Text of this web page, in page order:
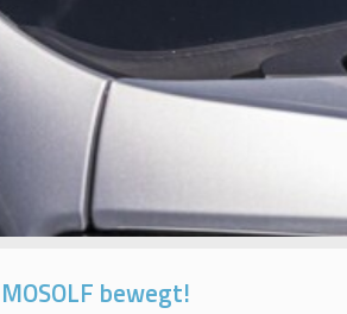
MOSOLF bewegt!